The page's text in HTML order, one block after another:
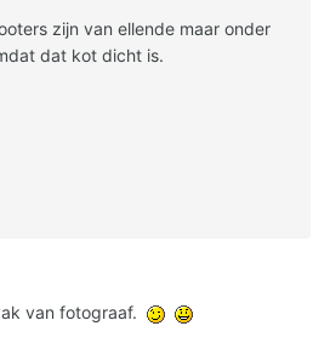
zijn van ellende maar onder
dat kot dicht is.
van fotograaf.